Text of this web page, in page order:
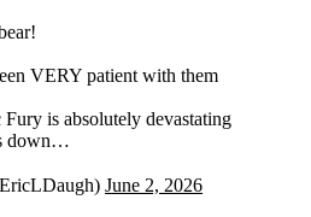
VERY patient with them
is absolutely devastating
down…
June 2, 2026